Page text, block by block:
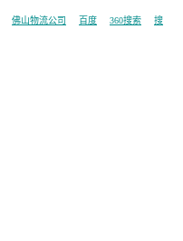
佛山物流公司 百度 360搜索
搜